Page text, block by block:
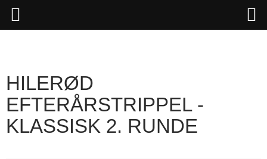
HILERØD
EFTERÅRSTRIPPEL -
KLASSISK 2. RUNDE